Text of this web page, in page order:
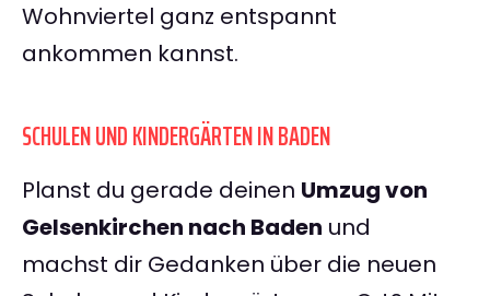
Wohnviertel ganz entspannt
ankommen kannst.
SCHULEN UND KINDERGÄRTEN IN BADEN
Planst du gerade deinen Umzug von
Gelsenkirchen nach Baden und
machst dir Gedanken über die neuen